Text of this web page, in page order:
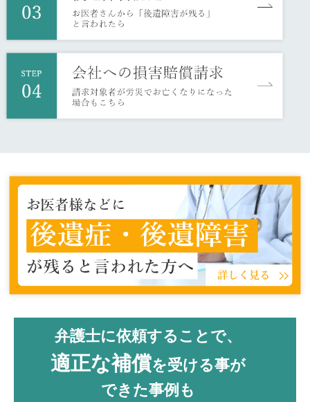
弁護士に依頼することで、
適正な補償を受ける事が
できた事例も